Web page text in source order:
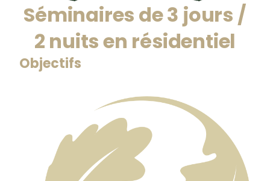
Séminaires de 3 jours /
2 nuits en résidentiel
Objectifs